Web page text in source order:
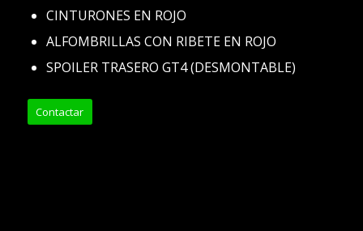
CINTURONES EN ROJO
ALFOMBRILLAS CON RIBETE EN ROJO
SPOILER TRASERO GT4 (DESMONTABLE)
Contactar